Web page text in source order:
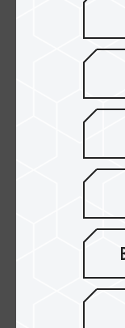
играх,
данных (NAS),
оказывается
При
конфигураций
могут
колебания
выбор
позволяет
затраты на
обслуживание.